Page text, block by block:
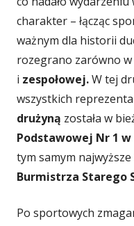
charakter – łącząc
ważnym dla historii
rozegrano zarówno
i zespołowej.W tej
wszystkich
drużyną została w
Podstawowej Nr 1 w
tym samym
Burmistrza Starego
Po sportowych